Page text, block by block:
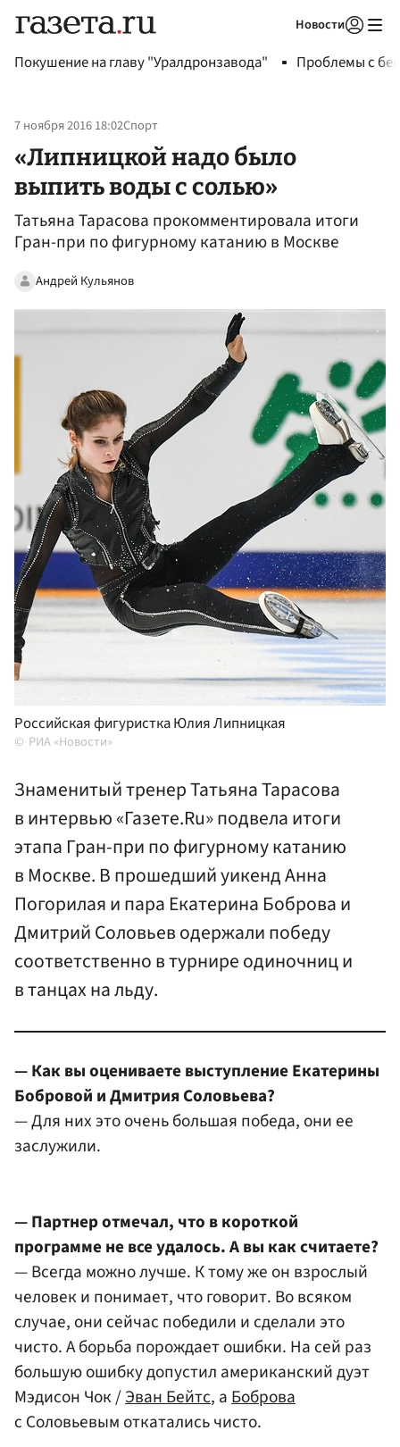
Новости
Покушение на главу "Уралдронзавода" Проблемы с
7 ноября 2016 18:02Спорт
«Липницкой надо было
выпить воды с солью»
Татьяна Тарасова прокомментировала итоги
Гран-при по фигурному катанию в Москве
Андрей Кульянов
Российская фигуристка Юлия Липницкая
РИА «Новости»
Знаменитый тренер Татьяна Тарасова
в интервью «Газете.Ru» подвела итоги
этапа Гран-при по фигурному катанию
в Москве. В прошедший уикенд Анна
Погорилая и пара Екатерина Боброва и
Дмитрий Соловьев одержали победу
соответственно в турнире одиночниц и
в танцах на льду.
— Как вы оцениваете выступление Екатерины
Бобровой и Дмитрия Соловьева?
— Для них это очень большая победа, они ее
заслужили.
— Партнер отмечал, что в короткой
программе не все удалось. А вы как считаете?
— Всегда можно лучше. К тому же он взрослый
человек и понимает, что говорит. Во всяком
случае, они сейчас победили и сделали это
чисто. А борьба порождает ошибки. На сей раз
большую ошибку допустил американский дуэт
Мэдисон Чок /Эван Бейтс, аБоброва
с Соловьевым откатались чисто.